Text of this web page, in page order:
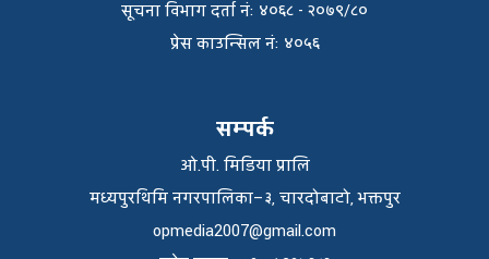
सूचना विभाग दर्ता नंः ४०६८ - २०७९/८०
प्रेस काउन्सिल नंः ४०५६
सम्पर्क
ओ.पी. मिडिया प्रालि
मध्यपुरथिमि नगरपालिका–३, चारदोबाटो, भक्तपुर
opmedia2007@gmail.com